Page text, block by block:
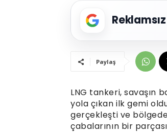
Paylaş
LNG tankeri, savaşın
yola çıkan ilk gemi
gerçekleşti ve
çabalarının bir